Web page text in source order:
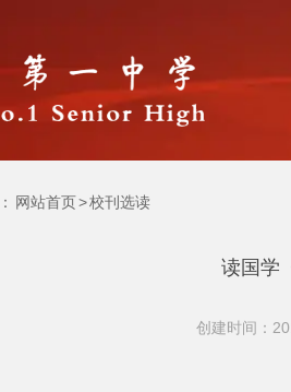
读国学
创建时间：
网站首页>校刊选读